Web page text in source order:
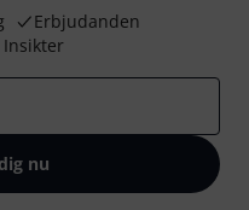
Erbjudanden
nu